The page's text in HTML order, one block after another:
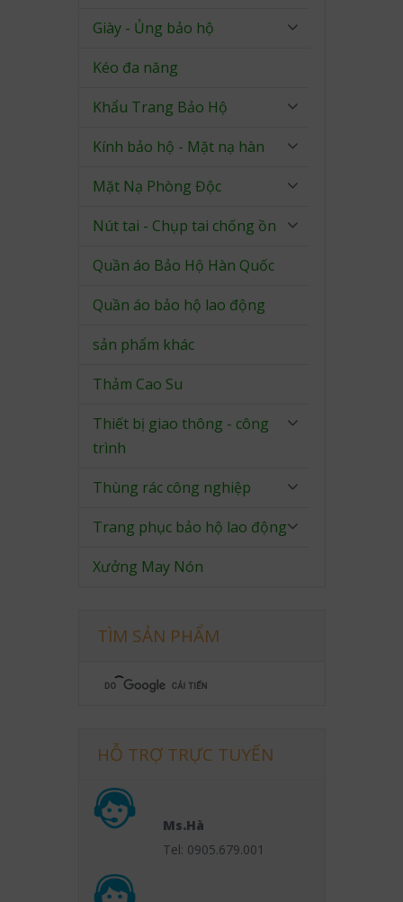
Giày - Ủng bảo hộ
Kéo đa năng
Khẩu Trang Bảo Hộ
Kính bảo hộ - Mặt nạ hàn
Mặt Nạ Phòng Độc
Nút tai - Chụp tai chống ồn
Quần áo Bảo Hộ Hàn Quốc
Quần áo bảo hộ lao động
sản phẩm khác
Thảm Cao Su
Thiết bị giao thông - công
trình
Thùng rác công nghiệp
Trang phục bảo hộ lao động
Xưởng May Nón
TÌM SẢN PHẨM
HỖ TRỢ TRỰC TUYẾN
Ms.Hà
Tel: 0905.679.001